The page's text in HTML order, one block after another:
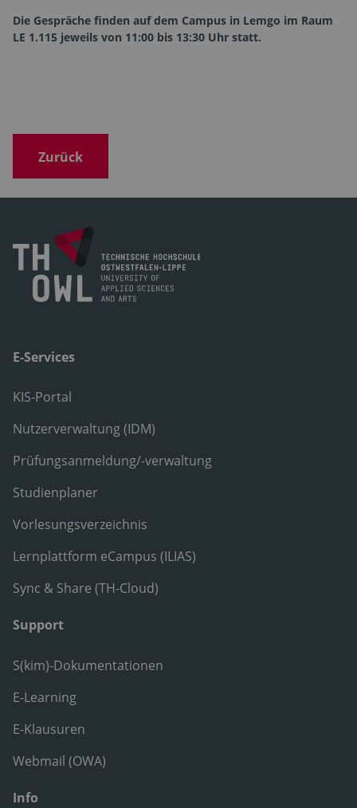
Die Gespräche finden auf dem Campus in Lemgo im Raum
LE 1.115 jeweils von 11:00 bis 13:30 Uhr statt.
Zurück
E-Services
KIS-Portal
Nutzerverwaltung (IDM)
Prüfungsanmeldung/-verwaltung
Studienplaner
Vorlesungsverzeichnis
Lernplattform eCampus (ILIAS)
Sync & Share (TH-Cloud)
Support
S(kim)-Dokumentationen
E-Learning
E-Klausuren
Webmail (OWA)
Info